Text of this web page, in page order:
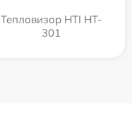
Тепловизор HTI HT-
301